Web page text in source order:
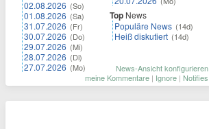
02.08.2026 (So)
01.08.2026 (Sa)
31.07.2026 (Fr)
30.07.2026 (Do)
29.07.2026 (Mi)
28.07.2026 (Di)
27.07.2026 (Mo)
Top News
Populäre News (14d)
Heiß diskutiert (14d)
News-Ansicht konfigurieren
meine Kommentare | Ignore | Notifies